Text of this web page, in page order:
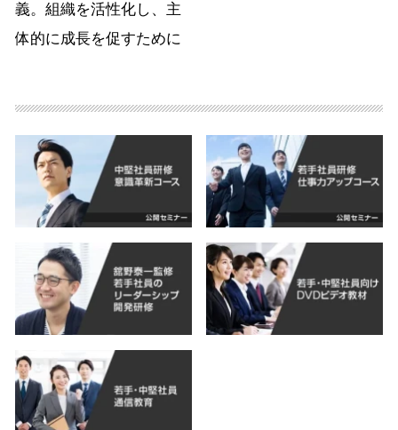
義。組織を活性化し、主
体的に成長を促すために